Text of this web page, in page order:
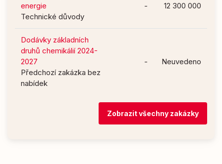
energie
Technické důvody
- 12 300 000
Dodávky základních
druhů chemikálií 2024-
2027
Předchozí zakázka bez
nabídek
- Neuvedeno
Zobrazit všechny zakázky